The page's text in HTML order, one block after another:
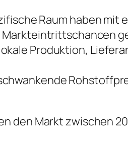
Raum haben mit
Markteintrittschancen
Produktion,
den Markt zwischen